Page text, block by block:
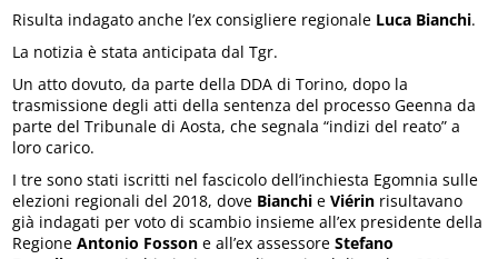
Risulta indagato anche l’ex consigliere regionale Luca Bianchi.
La notizia è stata anticipata dal Tgr.
Un atto dovuto, da parte della DDA di Torino, dopo la
trasmissione degli atti della sentenza del processo Geenna da
parte del Tribunale di Aosta, che segnala “indizi del reato” a
loro carico.
I tre sono stati iscritti nel fascicolo dell’inchiesta Egomnia sulle
elezioni regionali del 2018, dove Bianchi eViérin risultavano
già indagati per voto di scambio insieme all’ex presidente della
Regione Antonio Fosson e all’ex assessoreStefano